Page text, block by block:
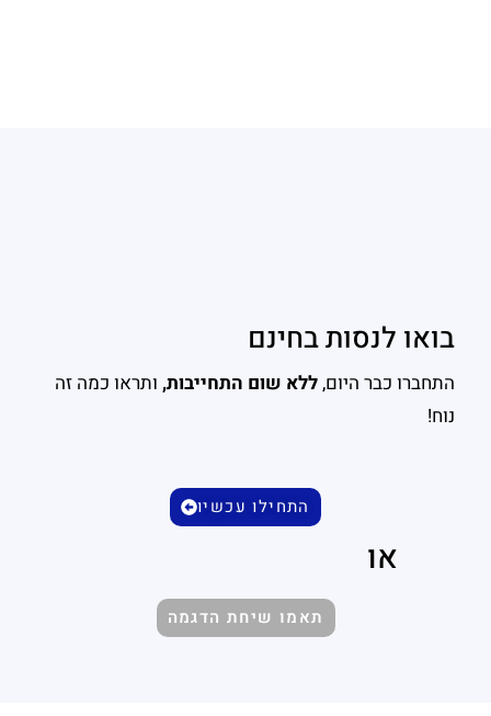
התחילו עכשיו
או
תאמו שיחת הדגמה
בואו לנסות בחינם
התחברו כבר היום,ללא שום התחייבות, ותראו כמה זה
נוח!